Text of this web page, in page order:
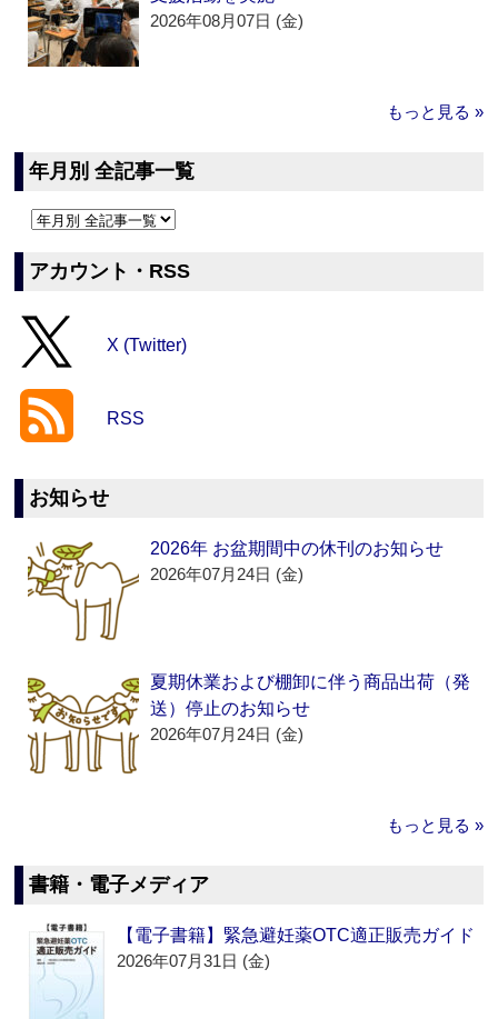
2026年08月07日 (金)
もっと見る »
年月別 全記事一覧
アカウント・RSS
X (Twitter)
RSS
お知らせ
2026年 お盆期間中の休刊のお知らせ
2026年07月24日 (金)
夏期休業および棚卸に伴う商品出荷（発
送）停止のお知らせ
2026年07月24日 (金)
もっと見る »
書籍・電子メディア
【電子書籍】緊急避妊薬OTC適正販売ガイド
2026年07月31日 (金)